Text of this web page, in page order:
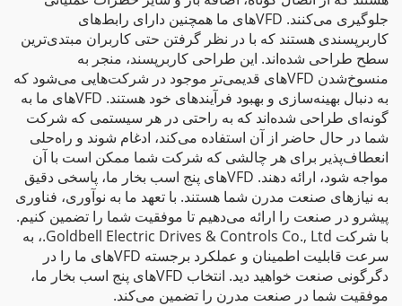
جلوگیری می‌کنند. VFDهای ما همچنین دارای رابط‌های
کاربرپسندی هستند که با در نظر گرفتن حتی کاربران مبتدی‌ترین
سطح طراحی شده‌اند. این طراحی کاربرپسند، منجر به
منسوخ‌شدن VFDهای قدیمی‌تر موجود در شرکت‌هایی می‌شود که
به دنبال بهینه‌سازی و بهبود فرآیندهای خود هستند. VFDهای ما به
گونه‌ای طراحی شده‌اند که به راحتی در هر سیستمی که شرکت
شما در حال حاضر از آن استفاده می‌کند، ادغام شوند و راه‌حلی
انعطاف‌پذیر برای هر چالشی که شرکت شما ممکن است با آن
مواجه شود، ارائه دهند. VFDهای پنج اسب بخار ما، پاسخی دقیق
به نیازهای صنعت مدرن شما هستند. با تعهد ما به نوآوری، فناوری
پیشرو در صنعت را ارائه می‌دهیم تا موفقیت شما را تضمین کنیم.
با شرکت Goldbell Electric Drives & Controls Co., Ltd.، به
سرعت قابلیت اطمینان و عملکرد برجسته VFDهای ما را در
دگرگونی صنعت خواهید دید. انتخاب VFDهای پنج اسب بخار ما،
موفقیت شما در صنعت مدرن را تضمین می‌کند.